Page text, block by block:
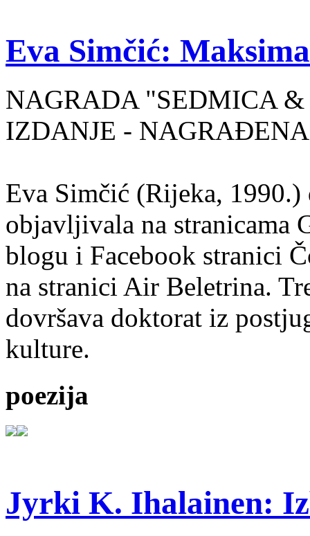
Eva Simčić:
NAGRADA "SEDMICA
IZDANJE -
Eva Simčić (Rijeka, 1990.)
objavljivala na stranicama
blogu i Facebook stranici
na stranici Air Beletrina.
dovršava doktorat iz
kulture.
poezija
Jyrki K. Ihalainen: